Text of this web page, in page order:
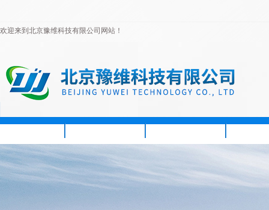
欢迎来到北京豫维科技有限公司网站！